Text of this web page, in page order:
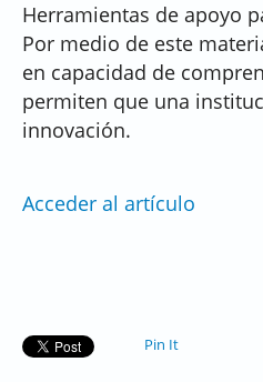
Herramientas de apoyo
Por medio de este
en capacidad de
permiten que una
innovación.
Acceder al artículo
Pin It